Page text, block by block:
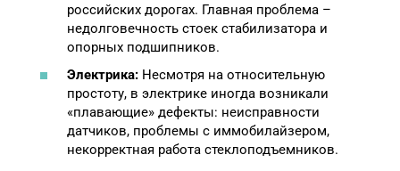
российских дорогах. Главная проблема –
недолговечность стоек стабилизатора и
опорных подшипников.
Электрика: Несмотря на относительную
простоту, в электрике иногда возникали
«плавающие» дефекты: неисправности
датчиков, проблемы с иммобилайзером,
некорректная работа стеклоподъемников.